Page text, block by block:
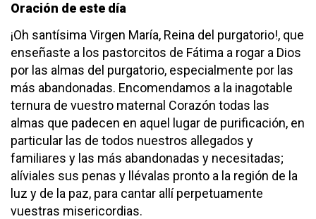
Oración de este día
¡Oh santísima Virgen María, Reina del purgatorio!, que
enseñaste a los pastorcitos de Fátima a rogar a Dios
por las almas del purgatorio, especialmente por las
más abandonadas. Encomendamos a la inagotable
ternura de vuestro maternal Corazón todas las
almas que padecen en aquel lugar de purificación, en
particular las de todos nuestros allegados y
familiares y las más abandonadas y necesitadas;
alíviales sus penas y llévalas pronto a la región de la
luz y de la paz, para cantar allí perpetuamente
vuestras misericordias.